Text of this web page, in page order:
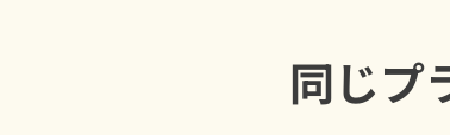
同じプ